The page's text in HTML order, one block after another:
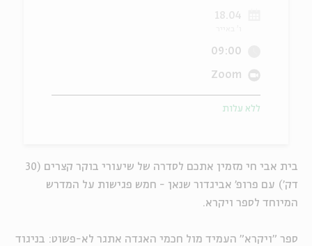
בית אבי חי מזמין אתכם לסדרה של שיעורי בוקר קצרים (30
דק') עם פרופ' אביגדור שנאן - חמש פגישות על המדרש
המיוחד לספר ויקרא.
ספר "ויקרא" העמיד מול חכמי האגדה אתגר לא-פשוט: בניגוד
18.04
09:00
Zoom
ללא עלות